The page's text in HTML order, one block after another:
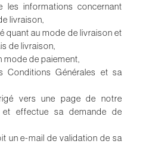
les informations concernant
livraison,
quant au mode de livraison et
de livraison,
mode de paiement,
Conditions Générales et sa
vers une page de notre
et effectue sa demande de
un e-mail de validation de sa